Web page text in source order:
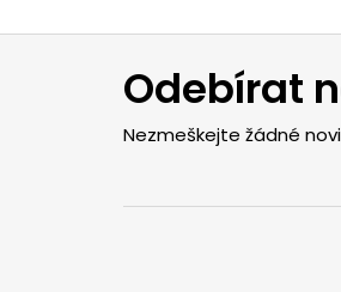
Z
Odebírat
Nezmeškejte žádné